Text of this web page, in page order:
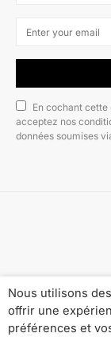
En cochant
acceptez nos
données soumises
Qui
Nous utilisons
offrir une
préférences et